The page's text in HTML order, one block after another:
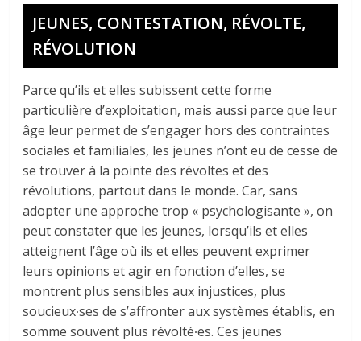
JEUNES, CONTESTATION, RÉVOLTE,
RÉVOLUTION
Parce qu’ils et elles subissent cette forme
particulière d’exploitation, mais aussi parce que leur
âge leur permet de s’engager hors des contraintes
sociales et familiales, les jeunes n’ont eu de cesse de
se trouver à la pointe des révoltes et des
révolutions, partout dans le monde. Car, sans
adopter une approche trop « psychologisante », on
peut constater que les jeunes, lorsqu’ils et elles
atteignent l’âge où ils et elles peuvent exprimer
leurs opinions et agir en fonction d’elles, se
montrent plus sensibles aux injustices, plus
soucieux∙ses de s’affronter aux systèmes établis, en
somme souvent plus révolté∙es. Ces jeunes